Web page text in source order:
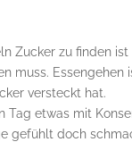
Zucker zu finden
muss. Essengehen
versteckt hat.
etwas mit
gefühlt doch